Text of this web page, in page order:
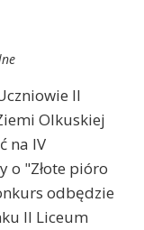
II
Olkuskiej
na IV
o "Złote pióro
odbędzie
II Liceum